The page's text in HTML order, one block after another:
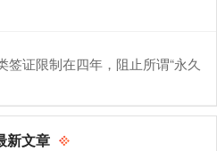
证限制在四年，阻止所谓“永久
新文章